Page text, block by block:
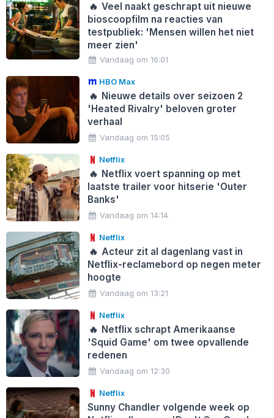
🔥 Veel naakt geschrapt uit nieuwe
bioscoopfilm na reacties van
testpubliek: 'Mensen willen het niet
meer zien'
Vandaag om 16:01
HBO Max
🔥 Nieuwe details over seizoen 2
'Heated Rivalry' beloven groter
verhaal
Vandaag om 15:05
Netflix
🔥 Netflix voert spanning op met
laatste trailer voor hitserie 'Outer
Banks'
Vandaag om 14:14
Netflix
🔥 Acteur zit al dagenlang vast in
Netflix-reclamebord op negen meter
hoogte
Vandaag om 13:21
Netflix
🔥 Netflix schrapt Amerikaanse
'Squid Game' om twee opvallende
redenen
Vandaag om 12:30
Netflix
Sunny Chandler volgende week op